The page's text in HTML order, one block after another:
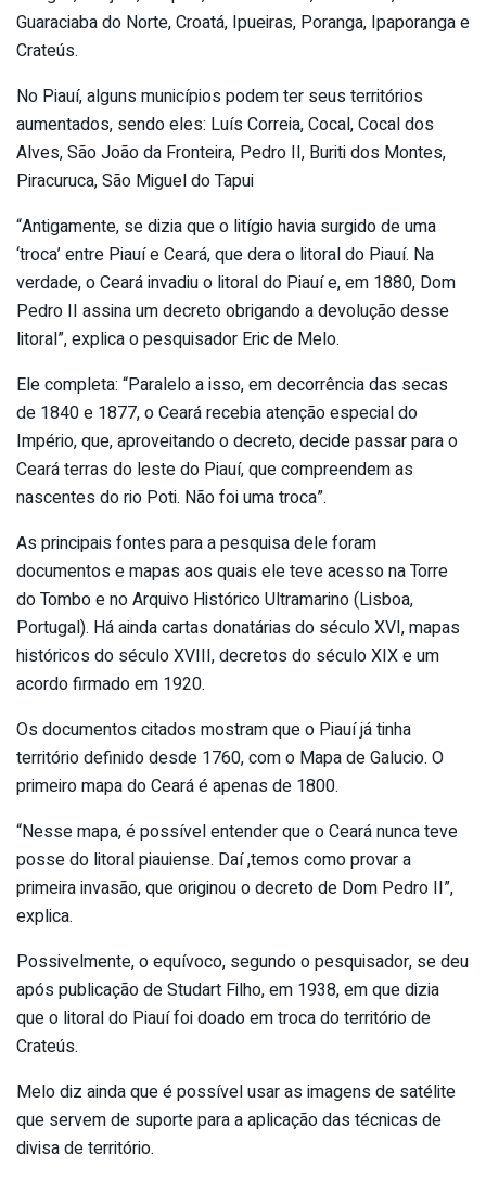
Guaraciaba do Norte, Croatá, Ipueiras, Poranga, Ipaporanga e
Crateús.
No Piauí, alguns municípios podem ter seus territórios
aumentados, sendo eles: Luís Correia, Cocal, Cocal dos
Alves, São João da Fronteira, Pedro II, Buriti dos Montes,
Piracuruca, São Miguel do Tapui
“Antigamente, se dizia que o litígio havia surgido de uma
‘troca’ entre Piauí e Ceará, que dera o litoral do Piauí. Na
verdade, o Ceará invadiu o litoral do Piauí e, em 1880, Dom
Pedro II assina um decreto obrigando a devolução desse
litoral”, explica o pesquisador Eric de Melo.
Ele completa: “Paralelo a isso, em decorrência das secas
de 1840 e 1877, o Ceará recebia atenção especial do
Império, que, aproveitando o decreto, decide passar para o
Ceará terras do leste do Piauí, que compreendem as
nascentes do rio Poti. Não foi uma troca”.
As principais fontes para a pesquisa dele foram
documentos e mapas aos quais ele teve acesso na Torre
do Tombo e no Arquivo Histórico Ultramarino (Lisboa,
Portugal). Há ainda cartas donatárias do século XVI, mapas
históricos do século XVIII, decretos do século XIX e um
acordo firmado em 1920.
Os documentos citados mostram que o Piauí já tinha
território definido desde 1760, com o Mapa de Galucio. O
primeiro mapa do Ceará é apenas de 1800.
“Nesse mapa, é possível entender que o Ceará nunca teve
posse do litoral piauiense. Daí ,temos como provar a
primeira invasão, que originou o decreto de Dom Pedro II”,
explica.
Possivelmente, o equívoco, segundo o pesquisador, se deu
após publicação de Studart Filho, em 1938, em que dizia
que o litoral do Piauí foi doado em troca do território de
Crateús.
Melo diz ainda que é possível usar as imagens de satélite
que servem de suporte para a aplicação das técnicas de
divisa de território.